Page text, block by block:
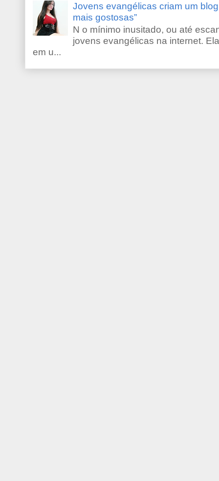
Jovens evangélicas criam um
mais gostosas”
N o mínimo inusitado, ou até
jovens evangélicas na internet.
em u...